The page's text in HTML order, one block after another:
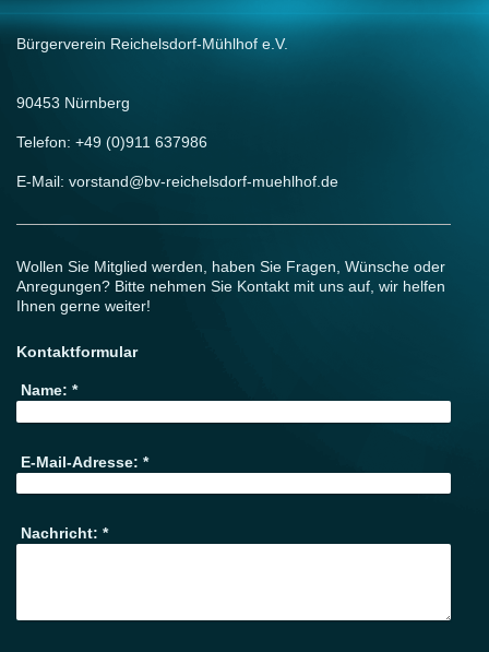
Bürgerverein Reichelsdorf-Mühlhof e.V.
90453 Nürnberg
Telefon: +49 (0)911 637986
E-Mail: vorstand@bv-reichelsdorf-muehlhof.de
Wollen Sie Mitglied werden, haben Sie Fragen, Wünsche oder
Anregungen? Bitte nehmen Sie Kontakt mit uns auf, wir helfen
Ihnen gerne weiter!
Kontaktformular
Name: *
E-Mail-Adresse: *
Nachricht: *